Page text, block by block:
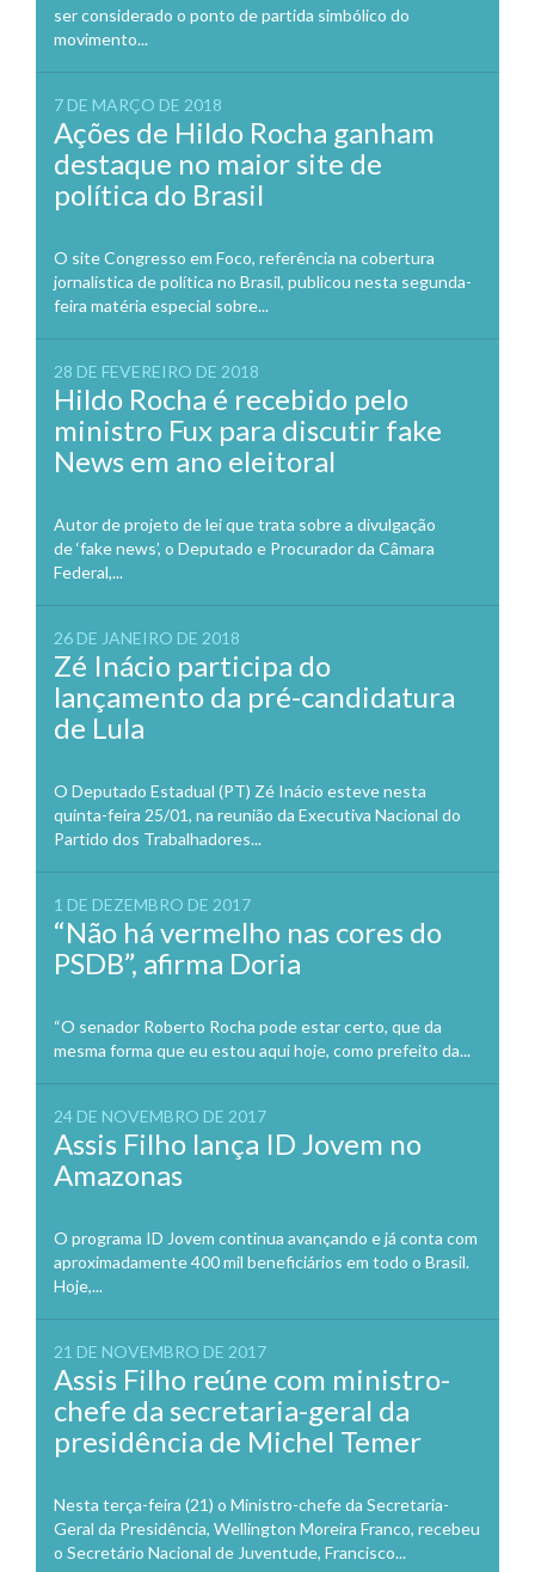
ser considerado o ponto de partida simbólico do
movimento...
7 DE MARÇO DE 2018
Ações de Hildo Rocha ganham
destaque no maior site de
política do Brasil
O site Congresso em Foco, referência na cobertura
jornalística de política no Brasil, publicou nesta segunda-
feira matéria especial sobre...
28 DE FEVEREIRO DE 2018
Hildo Rocha é recebido pelo
ministro Fux para discutir fake
News em ano eleitoral
Autor de projeto de lei que trata sobre a divulgação
de ‘fake news’, o Deputado e Procurador da Câmara
Federal,...
26 DE JANEIRO DE 2018
Zé Inácio participa do
lançamento da pré-candidatura
de Lula
O Deputado Estadual (PT) Zé Inácio esteve nesta
quinta-feira 25/01, na reunião da Executiva Nacional do
Partido dos Trabalhadores...
1 DE DEZEMBRO DE 2017
“Não há vermelho nas cores do
PSDB”, afirma Doria
“O senador Roberto Rocha pode estar certo, que da
mesma forma que eu estou aqui hoje, como prefeito da...
24 DE NOVEMBRO DE 2017
Assis Filho lança ID Jovem no
Amazonas
O programa ID Jovem continua avançando e já conta com
aproximadamente 400 mil beneficiários em todo o Brasil.
Hoje,...
21 DE NOVEMBRO DE 2017
Assis Filho reúne com ministro-
chefe da secretaria-geral da
presidência de Michel Temer
Nesta terça-feira (21) o Ministro-chefe da Secretaria-
Geral da Presidência, Wellington Moreira Franco, recebeu
o Secretário Nacional de Juventude, Francisco...